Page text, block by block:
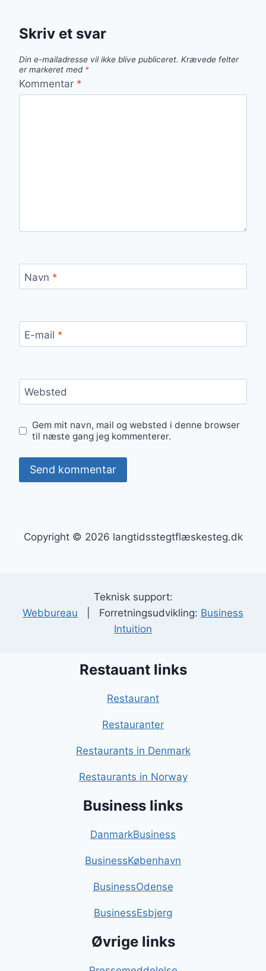
Skriv et svar
Din e-mailadresse vil ikke blive publiceret. Krævede felter
er markeret med *
Kommentar *
Navn *
E-mail *
Websted
Gem mit navn, mail og websted i denne browser
til næste gang jeg kommenterer.
Copyright © 2026 langtidsstegtflæskesteg.dk
Teknisk support:
Webbureau | Forretningsudvikling: Business
Intuition
Restauant links
Restaurant
Restauranter
Restaurants in Denmark
Restaurants in Norway
Business links
DanmarkBusiness
BusinessKøbenhavn
BusinessOdense
BusinessEsbjerg
Øvrige links